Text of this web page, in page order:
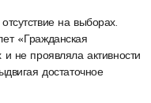
на выборах.
«Гражданская
не проявляла активности
достаточное